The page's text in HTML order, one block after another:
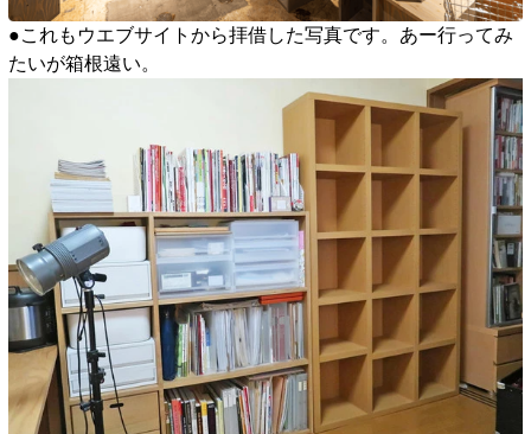
●これもウエブサイトから拝借した写真です。あー行ってみ
たいが箱根遠い。